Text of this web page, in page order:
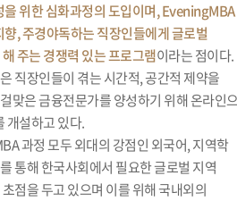
을 위한 심화과정의 도입이며, EveningMBA
, 주경야독하는 직장인들에게 글로벌
주는 경쟁력 있는 프로그램이라는 점이다.
직장인들이 겪는 시간적, 공간적 제약을
맞은 금융전문가를 양성하기 위해 온라인
개설하고 있다.
과정 모두 외대의 강점인 외국어, 지역학
통해 한국사회에서 필요한 글로벌 지역
점을 두고 있으며 이를 위해 국내외의